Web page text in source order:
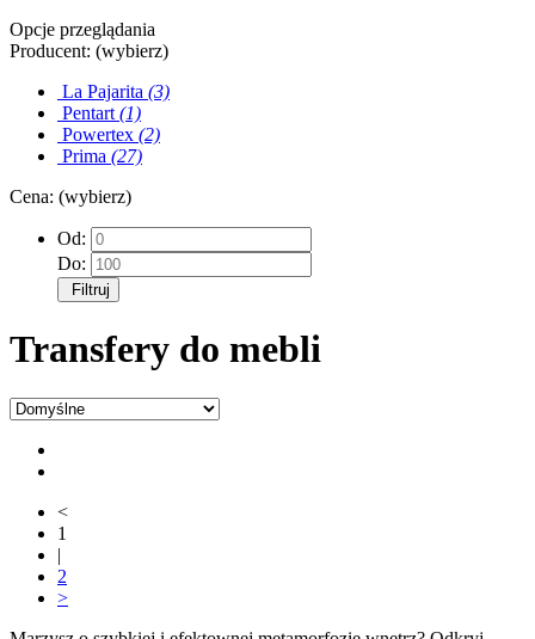
Opcje przeglądania
Producent: (wybierz)
La Pajarita (3)
Pentart (1)
Powertex (2)
Prima (27)
Cena: (wybierz)
Od:
Do:
Filtruj
Transfery do mebli
<
1
|
2
>